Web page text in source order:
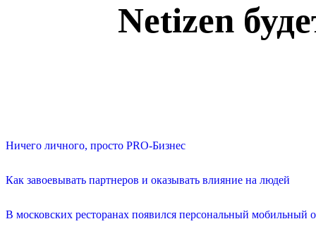
Netizen
Ничего личного, просто PRO-Бизнес
Как завоевывать партнеров и оказывать влияние на людей
В московских ресторанах появился персональный мобильный